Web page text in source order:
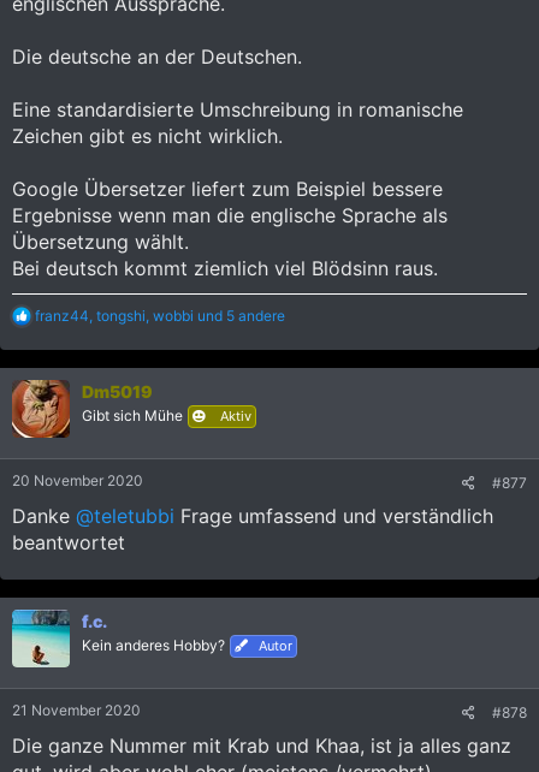
Die deutsche an der Deutschen.
Eine standardisierte Umschreibung in romanische
Zeichen gibt es nicht wirklich.
Google Übersetzer liefert zum Beispiel bessere
Ergebnisse wenn man die englische Sprache als
Übersetzung wählt.
Bei deutsch kommt ziemlich viel Blödsinn raus.
R
a
k
t
i
o
n
franz44 tongshi wobbi und 5 andere
Dm5019
Gibt sich Mühe Aktiv
20 November 2020 #877
Danke @teletubbi Frage umfassend und verständlich
beantwortet
f.c.
Kein anderes Hobby? Autor
21 November 2020 #878
Die ganze Nummer mit Krab und Khaa, ist ja alles ganz